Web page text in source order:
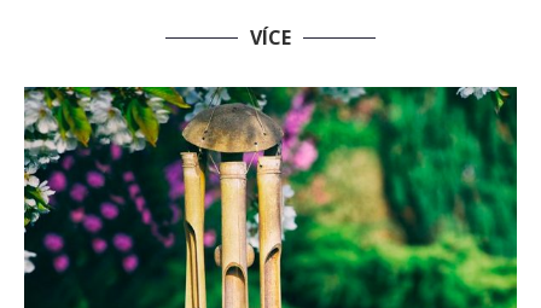
VÍCE